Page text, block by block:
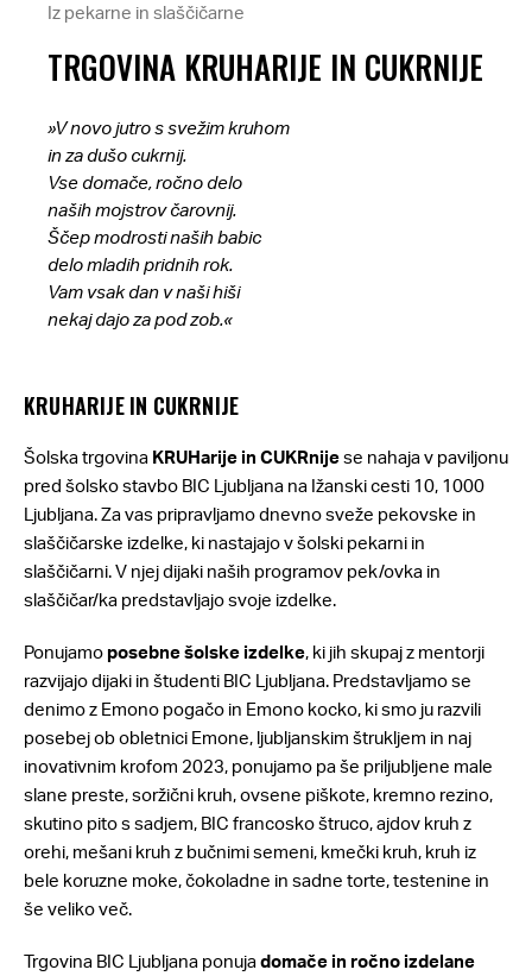
Iz pekarne in slaščičarne
TRGOVINA KRUHARIJE IN CUKRNIJE
»V novo jutro s svežim kruhom
in za dušo cukrnij.
Vse domače, ročno delo
naših mojstrov čarovnij.
Ščep modrosti naših babic
delo mladih pridnih rok.
Vam vsak dan v naši hiši
nekaj dajo za pod zob.«
KRUHARIJE IN CUKRNIJE
Šolska trgovina KRUHarije in CUKRnijese nahaja v paviljonu
pred šolsko stavbo BIC Ljubljana na Ižanski cesti 10, 1000
Ljubljana. Za vas pripravljamo dnevno sveže pekovske in
slaščičarske izdelke, ki nastajajo v šolski pekarni in
slaščičarni. V njej dijaki naših programov pek/ovka in
slaščičar/ka predstavljajo svoje izdelke.
Ponujamo posebne šolske izdelke, ki jih skupaj z mentorji
razvijajo dijaki in študenti BIC Ljubljana. Predstavljamo se
denimo z Emono pogačo in Emono kocko, ki smo ju razvili
posebej ob obletnici Emone, ljubljanskim štrukljem in naj
inovativnim krofom 2023, ponujamo pa še priljubljene male
slane preste, soržični kruh, ovsene piškote, kremno rezino,
skutino pito s sadjem, BIC francosko štruco, ajdov kruh z
orehi, mešani kruh z bučnimi semeni, kmečki kruh, kruh iz
bele koruzne moke, čokoladne in sadne torte, testenine in
še veliko več.
Trgovina BIC Ljubljana ponujadomače in ročno izdelane